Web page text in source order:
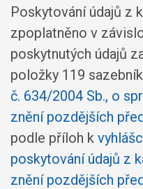
Poskytování údajů z
zpoplatněno v
poskytnutých údajů
položky 119
č. 634/2004 Sb., o
znění pozdějších
podle příloh k
poskytování údajů z
znění pozdějších